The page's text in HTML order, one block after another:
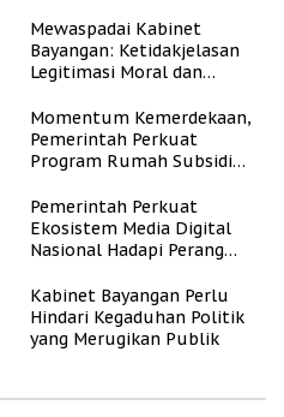
Mewaspadai Kabinet
Bayangan: Ketidakjelasan
Legitimasi Moral dan
Momentum Kemerdekaan,
Pemerintah Perkuat
Program Rumah Subsidi
Berpenghasilan Rendah
Pemerintah Perkuat
Ekosistem Media Digital
Nasional Hadapi Perang
Kabinet Bayangan Perlu
Hindari Kegaduhan Politik
yang Merugikan Publik